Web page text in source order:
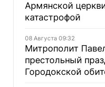
Армянской
катастрофой
08 Августа 09:32
Митрополит
престольный
Городокской